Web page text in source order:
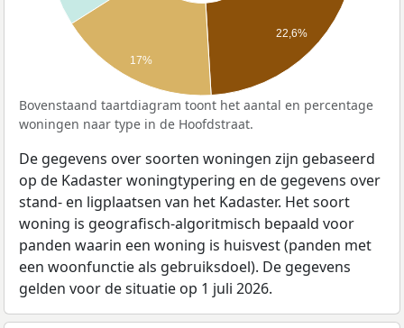
22,6%
17%
Bovenstaand taartdiagram toont het aantal en percentage
woningen naar type in de Hoofdstraat.
De gegevens over soorten woningen zijn gebaseerd
op de Kadaster woningtypering en de gegevens over
stand- en ligplaatsen van het Kadaster. Het soort
woning is geografisch-algoritmisch bepaald voor
panden waarin een woning is huisvest (panden met
een woonfunctie als gebruiksdoel). De gegevens
gelden voor de situatie op 1 juli 2026.